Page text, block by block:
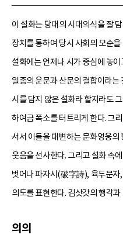
이 설화는 당대의 시대의식을 잘
장치를 통하여 당시 사회의 모순
설화에는 언제나 시가 중심에 놓
일종의 운문과 산문의 결합이라
시를 담지 않은 설화라 할지라도
하여금 폭소를 터트리게 한다. 그
서서 이들을 대변하는 문화영웅
웃음을 선사한다. 그리고 설화 속
벗어나 파자시(破字詩), 육두문자
의도를 표현한다. 김삿갓의 행각
의의